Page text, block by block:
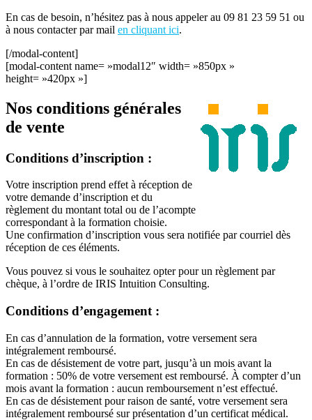
En cas de besoin, n’hésitez pas à nous appeler au 09 81 23 59 51 ou
à nous contacter par mail en cliquant ici.
[/modal-content]
[modal-content name= »modal12″ width= »850px »
height= »420px »]
Nos conditions générales
de vente
Conditions d’inscription :
Votre inscription prend effet à réception de
votre demande d’inscription et du
règlement du montant total ou de l’acompte
correspondant à la formation choisie.
Une confirmation d’inscription vous sera notifiée par courriel dès
réception de ces éléments.
Vous pouvez si vous le souhaitez opter pour un règlement par
chèque, à l’ordre de IRIS Intuition Consulting.
Conditions d’engagement :
En cas d’annulation de la formation, votre versement sera
intégralement remboursé.
En cas de désistement de votre part, jusqu’à un mois avant la
formation : 50% de votre versement est remboursé. À compter d’un
mois avant la formation : aucun remboursement n’est effectué.
En cas de désistement pour raison de santé, votre versement sera
intégralement remboursé sur présentation d’un certificat médical.